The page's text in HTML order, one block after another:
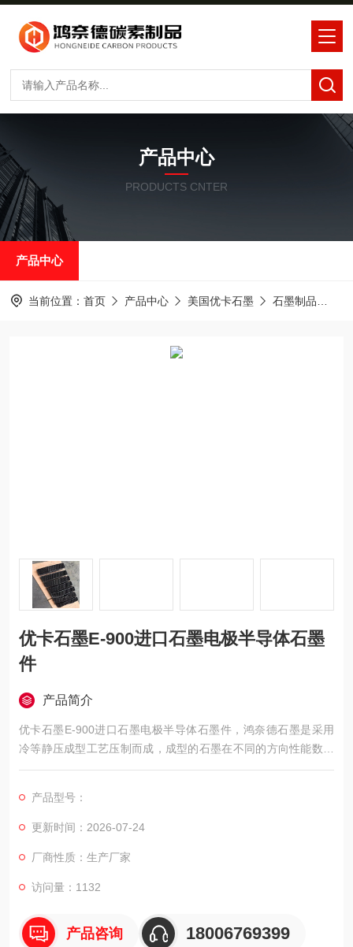
产品中心
PRODUCTS CNTER
产品中心
当前位置： 首页 产品中心 美国优卡石墨 石墨制品
优卡石墨E-900进口石墨电极半导体石墨
件
产品简介
优卡石墨E-900进口石墨电极半导体石墨件，鸿奈德石墨是采用
冷等静压成型工艺压制而成，成型的石墨在不同的方向性能数值
相同。它具有一系列的优良特性，从而使它与当今*，国防技术紧
产品型号：
更新时间：2026-07-24
厂商性质：生产厂家
访问量：1132
产品咨询 18006769399